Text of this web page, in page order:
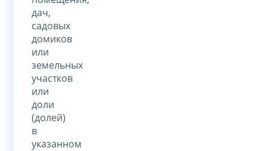
дач,
садовых
домиков
или
земельных
участков
или
доли
(долей)
в
указанном